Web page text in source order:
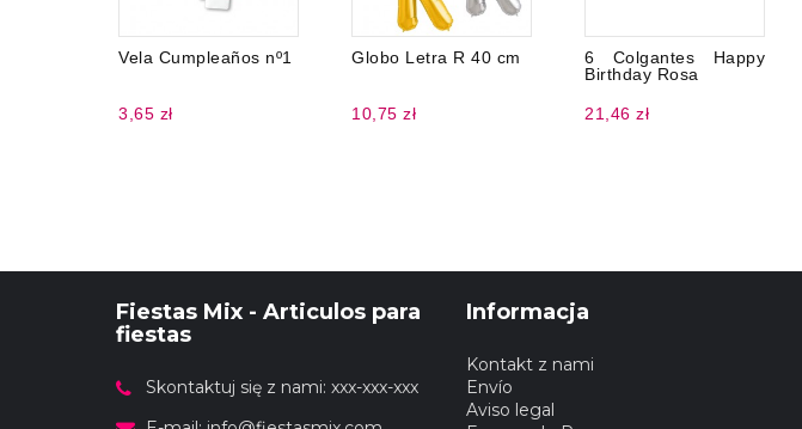
Vela Cumpleaños nº1
3,65 zł
Globo Letra R 40 cm
10,75 zł
6 Colgantes Happy
Birthday Rosa
21,46 zł
Fiestas Mix - Articulos para
fiestas
Skontaktuj się z nami: xxx-xxx-xxx
Informacja
Kontakt z nami
Envío
Aviso legal